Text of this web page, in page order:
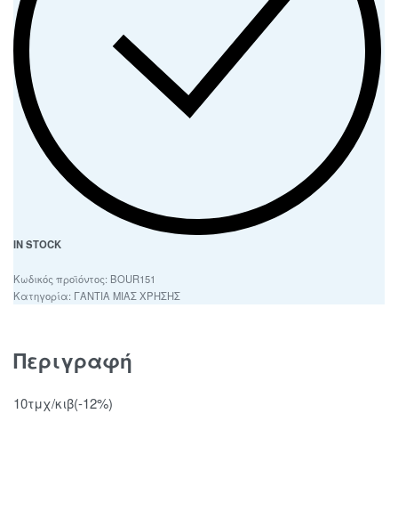
IN STOCK
BOUR151
Κατηγορία: ΓΑΝΤΙΑ ΜΙΑΣ ΧΡΗΣΗΣ
Περιγραφή
10τμχ/κιβ(-12%)